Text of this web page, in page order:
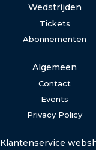
Wedstrijden
Tickets
Abonnementen
Algemeen
Contact
Events
Privacy Policy
Klantenservice